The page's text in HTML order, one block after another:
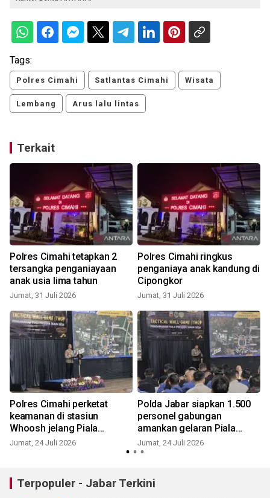
Tags:
Polres Cimahi Satlantas Cimahi Wisata
Lembang Arus lalu lintas
Terkait
Polres Cimahi tetapkan 2
tersangka penganiayaan
anak usia lima tahun
Jumat, 31 Juli 2026
Polres Cimahi ringkus
penganiaya anak kandung di
Cipongkor
Jumat, 31 Juli 2026
Polres Cimahi perketat
keamanan di stasiun
Whoosh jelang Piala
Presiden
Jumat, 24 Juli 2026
Polda Jabar siapkan 1.500
personel gabungan
amankan gelaran Piala
Presiden
Jumat, 24 Juli 2026
Terpopuler - Jabar Terkini